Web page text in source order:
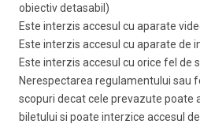
obiectiv detasabil)
Este interzis accesul cu aparate
Este interzis accesul cu aparate de
Este interzis accesul cu orice fel de
Nerespectarea regulamentului sau
scopuri decat cele prevazute poate
biletului si poate interzice accesul